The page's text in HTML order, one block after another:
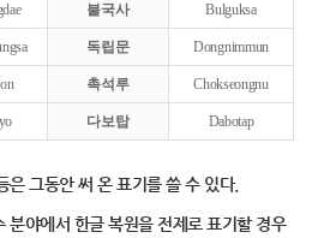
불국사 Bulguksa
독립문 Dongnimmun
촉석루 Chokseongnu
다보탑 Dabotap
은 그동안 써 온 표기를 쓸 수 있다.
분야에서 한글 복원을 전제로 표기할 경우